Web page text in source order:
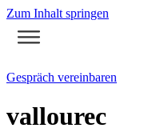
Zum Inhalt springen
Gespräch vereinbaren
vallourec